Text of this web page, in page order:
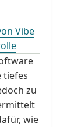
Vibe
tiefes
zu
wie